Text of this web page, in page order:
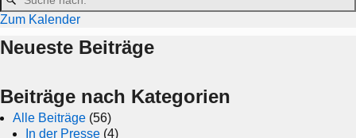
Zum Kalender
Neueste Beiträge
Beiträge nach Kategorien
Alle Beiträge (56)
In der Presse (4)